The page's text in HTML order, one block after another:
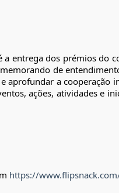
entrega dos prémios do
de
aprofundar a cooperação
ações, atividades e
https://